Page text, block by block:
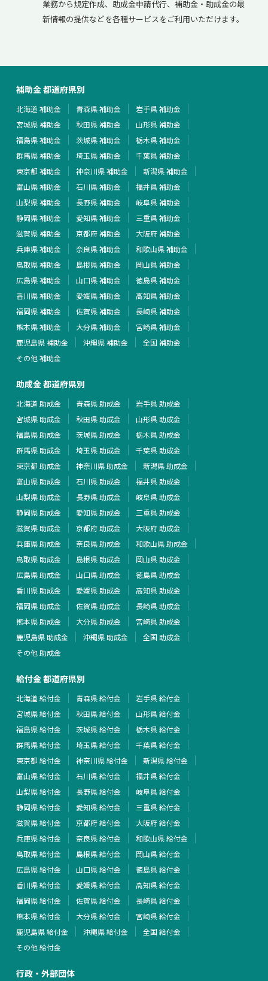
業務から規定作成、助成金申請代行、補助金・助成金の最
新情報の提供などを各種サービスをご利用いただけます。
補助金 都道府県別
北海道 補助金 青森県 補助金
岩手県 補助金
宮城県 補助金
秋田県 補助金
山形県 補助金
福島県 補助金
茨城県 補助金
栃木県 補助金
群馬県 補助金
埼玉県 補助金
千葉県 補助金
東京都 補助金
神奈川県 補助金
新潟県 補助金
富山県 補助金
石川県 補助金
福井県 補助金
山梨県 補助金
長野県 補助金
岐阜県 補助金
静岡県 補助金
愛知県 補助金
三重県 補助金
滋賀県 補助金
京都府 補助金
大阪府 補助金
兵庫県 補助金
奈良県 補助金
和歌山県 補助金
鳥取県 補助金
島根県 補助金
岡山県 補助金
広島県 補助金
山口県 補助金
徳島県 補助金
香川県 補助金
愛媛県 補助金
高知県 補助金
福岡県 補助金
佐賀県 補助金
長崎県 補助金
熊本県 補助金
大分県 補助金
宮崎県 補助金
鹿児島県 補助金
沖縄県 補助金
全国 補助金
その他 補助金
助成金 都道府県別
北海道 助成金 青森県 助成金
岩手県 助成金
宮城県 助成金
秋田県 助成金
山形県 助成金
福島県 助成金
茨城県 助成金
栃木県 助成金
群馬県 助成金
埼玉県 助成金
千葉県 助成金
東京都 助成金
神奈川県 助成金
新潟県 助成金
富山県 助成金
石川県 助成金
福井県 助成金
山梨県 助成金
長野県 助成金
岐阜県 助成金
静岡県 助成金
愛知県 助成金
三重県 助成金
滋賀県 助成金
京都府 助成金
大阪府 助成金
兵庫県 助成金
奈良県 助成金
和歌山県 助成金
鳥取県 助成金
島根県 助成金
岡山県 助成金
広島県 助成金
山口県 助成金
徳島県 助成金
香川県 助成金
愛媛県 助成金
高知県 助成金
福岡県 助成金
佐賀県 助成金
長崎県 助成金
熊本県 助成金
大分県 助成金
宮崎県 助成金
鹿児島県 助成金
沖縄県 助成金
全国 助成金
その他 助成金
給付金 都道府県別
北海道 給付金 青森県 給付金
岩手県 給付金
宮城県 給付金
秋田県 給付金
山形県 給付金
福島県 給付金
茨城県 給付金
栃木県 給付金
群馬県 給付金
埼玉県 給付金
千葉県 給付金
東京都 給付金
神奈川県 給付金
新潟県 給付金
富山県 給付金
石川県 給付金
福井県 給付金
山梨県 給付金
長野県 給付金
岐阜県 給付金
静岡県 給付金
愛知県 給付金
三重県 給付金
滋賀県 給付金
京都府 給付金
大阪府 給付金
兵庫県 給付金
奈良県 給付金
和歌山県 給付金
鳥取県 給付金
島根県 給付金
岡山県 給付金
広島県 給付金
山口県 給付金
徳島県 給付金
香川県 給付金
愛媛県 給付金
高知県 給付金
福岡県 給付金
佐賀県 給付金
長崎県 給付金
熊本県 給付金
大分県 給付金
宮崎県 給付金
鹿児島県 給付金
沖縄県 給付金
全国 給付金
その他 給付金
行政・外部団体